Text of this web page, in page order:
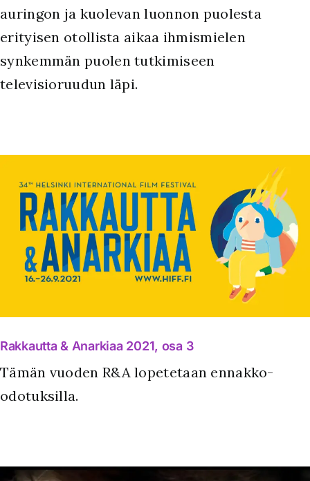
auringon ja kuolevan luonnon puolesta
erityisen otollista aikaa ihmismielen
synkemmän puolen tutkimiseen
televisioruudun läpi.
Rakkautta & Anarkiaa 2021, osa 3
Tämän vuoden R&A lopetetaan ennakko-
odotuksilla.